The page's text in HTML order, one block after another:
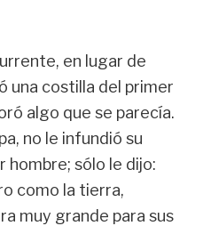
en lugar de
una costilla del primer
algo que se parecía.
no le infundió su
hombre; sólo le dijo:
como la tierra,
muy grande para sus